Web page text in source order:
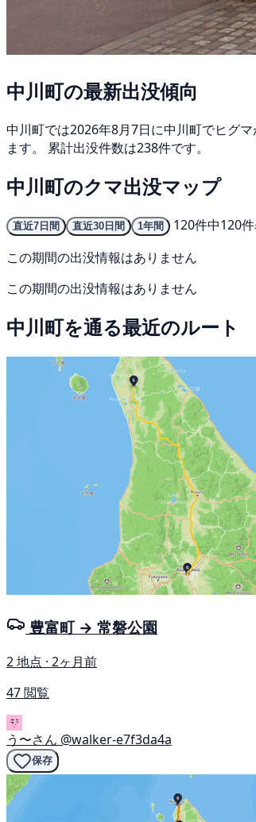
中川町の最新出没傾向
中川町では2026年8月7日に中川町でヒグ
ます。 累計出没件数は238件です。
中川町のクマ出没マップ
直近7日間 直近30日間 1年間
120件中120
この期間の出没情報はありません
この期間の出没情報はありません
中川町を通る最近のルート
豊富町 → 常磐公園
2 地点 · 2ヶ月前
47 閲覧
う〜さん @walker-e7f3da4a
保存